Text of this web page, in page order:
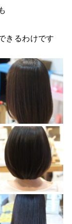
きるわけです